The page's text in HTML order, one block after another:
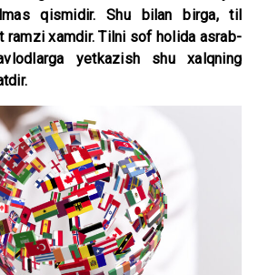
qismidir. Shu bilan birga, til
ramzi xamdir. Tilni sof holida asrab-
yetkazish shu xalqning